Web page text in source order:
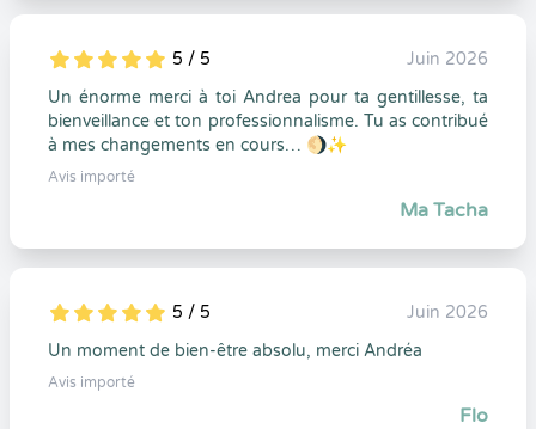
5
1
5
0 5 / 5
Juin 2026
Un énorme merci à toi Andrea pour ta gentillesse, ta
bienveillance et ton professionnalisme. Tu as contribué
à mes changements en cours… 🌖✨
Avis importé
Ma Tacha
5
1
5
0 5 / 5
Juin 2026
Un moment de bien-être absolu, merci Andréa
Avis importé
Flo